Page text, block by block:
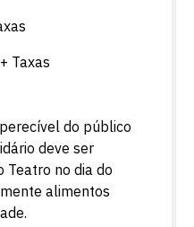
Taxas
do público
deve ser
Teatro no dia do
alimentos